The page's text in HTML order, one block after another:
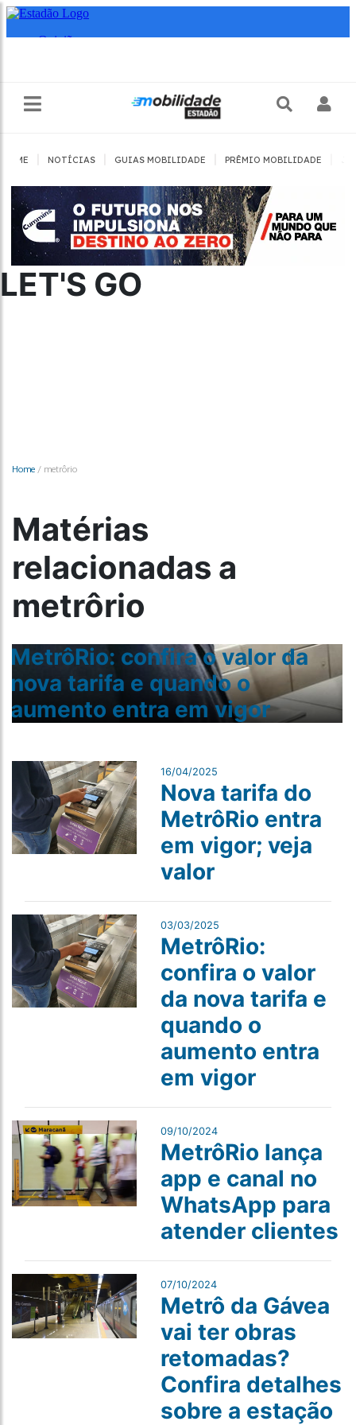
HOME NOTÍCIAS GUIAS MOBILIDADE PRÊMIO MOBILIDADE
LET'S GO
Home / metrôrio
Matérias
relacionadas a
metrôrio
MetrôRio: confira o valor da
nova tarifa e quando o
aumento entra em vigor
16/04/2025
Nova tarifa do
MetrôRio entra
em vigor; veja
valor
03/03/2025
MetrôRio:
confira o valor
da nova tarifa e
quando o
aumento entra
em vigor
09/10/2024
MetrôRio lança
app e canal no
WhatsApp para
atender clientes
07/10/2024
Metrô da Gávea
vai ter obras
retomadas?
Confira detalhes
sobre a estação